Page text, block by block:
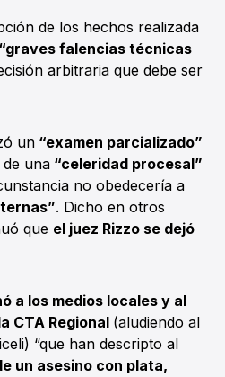
de los hechos realizada
“graves falencias técnicas
arbitraria que debe ser
un “examen parcializado”
una “celeridad procesal”
no obedecería a
. Dicho en otros
que el juez Rizzo se dejó
a los medios locales y al
CTA Regional (aludiendo al
“que han descripto al
un asesino con plata,